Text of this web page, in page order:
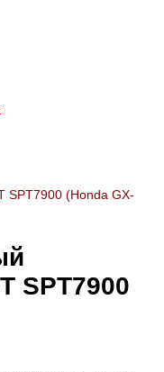
SPT7900 (Honda GX-
SPT7900